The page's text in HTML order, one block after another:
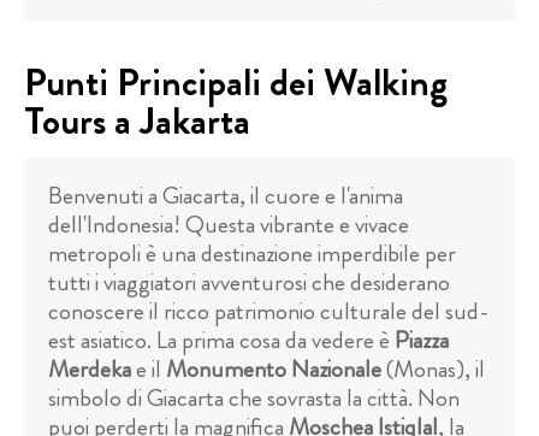
Punti Principali dei Walking
Tours a Jakarta
Benvenuti a Giacarta, il cuore e l'anima
dell'Indonesia! Questa vibrante e vivace
metropoli è una destinazione imperdibile per
tutti i viaggiatori avventurosi che desiderano
conoscere il ricco patrimonio culturale del sud-
est asiatico. La prima cosa da vedere è Piazza
Merdekae il Monumento Nazionale(Monas), il
simbolo di Giacarta che sovrasta la città. Non
puoi perderti la magnifica Moschea Istiqlal, la